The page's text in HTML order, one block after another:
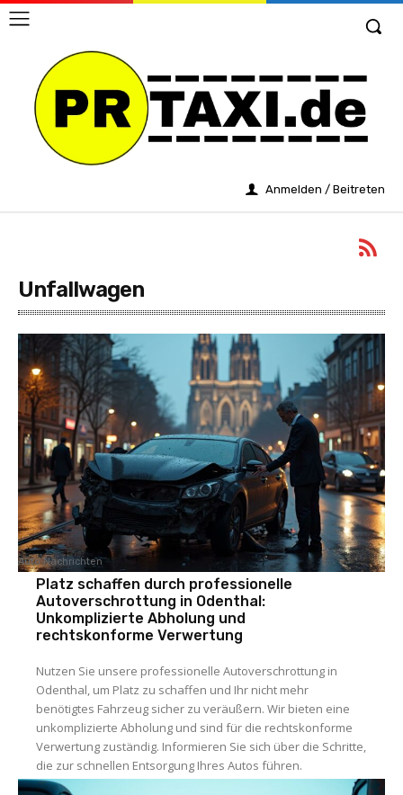
Anmelden / Beitreten
Unfallwagen
Auto Nachrichten
Platz schaffen durch professionelle
Autoverschrottung in Odenthal:
Unkomplizierte Abholung und
rechtskonforme Verwertung
Nutzen Sie unsere professionelle Autoverschrottung in
Odenthal, um Platz zu schaffen und Ihr nicht mehr
benötigtes Fahrzeug sicher zu veräußern. Wir bieten eine
unkomplizierte Abholung und sind für die rechtskonforme
Verwertung zuständig. Informieren Sie sich über die Schritte,
die zur schnellen Entsorgung Ihres Autos führen.